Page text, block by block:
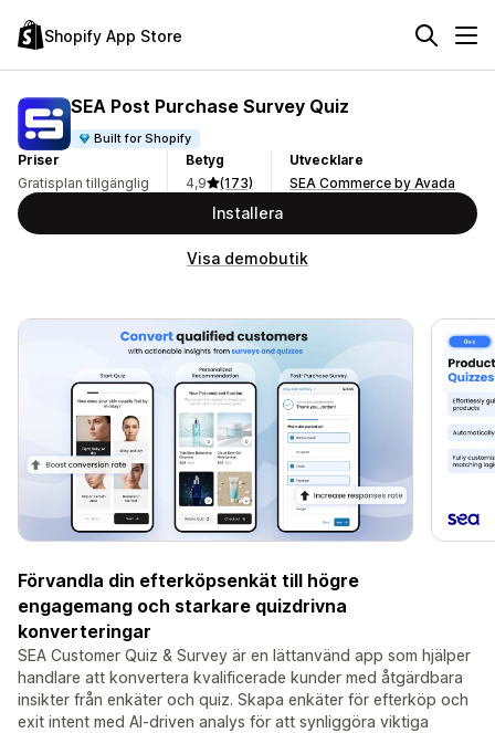
Shopify App Store
SEA Post Purchase Survey Quiz
Built for Shopify
Priser
Gratisplan tillgänglig
Betyg
4,9
(173)
Utvecklare
SEA Commerce by Avada
Installera
Visa demobutik
Förvandla din efterköpsenkät till högre
engagemang och starkare quizdrivna
konverteringar
SEA Customer Quiz & Survey är en lättanvänd app som hjälper
handlare att konvertera kvalificerade kunder med åtgärdbara
insikter från enkäter och quiz. Skapa enkäter för efterköp och
exit intent med AI-driven analys för att synliggöra viktiga